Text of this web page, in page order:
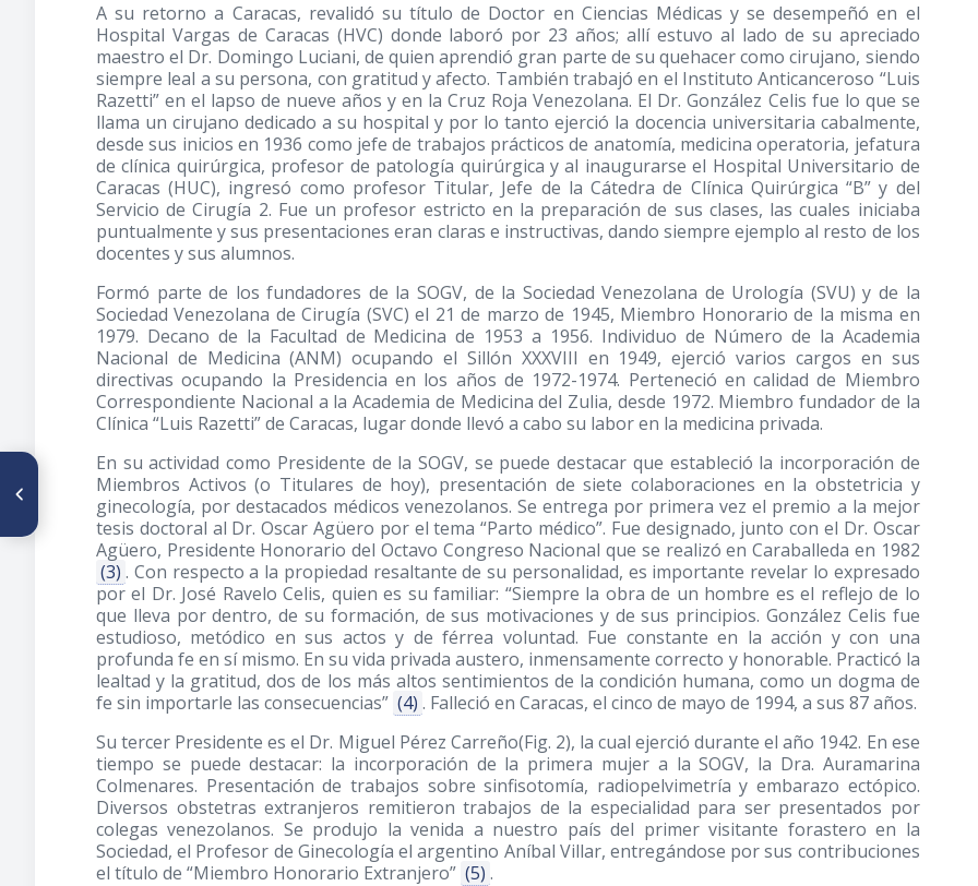
A su retorno a Caracas, revalidó su título de Doctor en Ciencias Médicas y se desempeñó en el
Hospital Vargas de Caracas (HVC) donde laboró por 23 años; allí estuvo al lado de su apreciado
maestro el Dr. Domingo Luciani, de quien aprendió gran parte de su quehacer como cirujano, siendo
siempre leal a su persona, con gratitud y afecto. También trabajó en el Instituto Anticanceroso “Luis
Razetti” en el lapso de nueve años y en la Cruz Roja Venezolana. El Dr. González Celis fue lo que se
llama un cirujano dedicado a su hospital y por lo tanto ejerció la docencia universitaria cabalmente,
desde sus inicios en 1936 como jefe de trabajos prácticos de anatomía, medicina operatoria, jefatura
de clínica quirúrgica, profesor de patología quirúrgica y al inaugurarse el Hospital Universitario de
Caracas (HUC), ingresó como profesor Titular, Jefe de la Cátedra de Clínica Quirúrgica “B” y del
Servicio de Cirugía 2. Fue un profesor estricto en la preparación de sus clases, las cuales iniciaba
puntualmente y sus presentaciones eran claras e instructivas, dando siempre ejemplo al resto de los
docentes y sus alumnos.
Formó parte de los fundadores de la SOGV, de la Sociedad Venezolana de Urología (SVU) y de la
Sociedad Venezolana de Cirugía (SVC) el 21 de marzo de 1945, Miembro Honorario de la misma en
1979. Decano de la Facultad de Medicina de 1953 a 1956. Individuo de Número de la Academia
Nacional de Medicina (ANM) ocupando el Sillón XXXVIII en 1949, ejerció varios cargos en sus
directivas ocupando la Presidencia en los años de 1972-1974. Perteneció en calidad de Miembro
Correspondiente Nacional a la Academia de Medicina del Zulia, desde 1972. Miembro fundador de la
Clínica “Luis Razetti” de Caracas, lugar donde llevó a cabo su labor en la medicina privada.
En su actividad como Presidente de la SOGV, se puede destacar que estableció la incorporación de
Miembros Activos (o Titulares de hoy), presentación de siete colaboraciones en la obstetricia y
ginecología, por destacados médicos venezolanos. Se entrega por primera vez el premio a la mejor
tesis doctoral al Dr. Oscar Agüero por el tema “Parto médico”. Fue designado, junto con el Dr. Oscar
Agüero, Presidente Honorario del Octavo Congreso Nacional que se realizó en Caraballeda en 1982
(3) . Con respecto a la propiedad resaltante de su personalidad, es importante revelar lo expresado
por el Dr. José Ravelo Celis, quien es su familiar: “Siempre la obra de un hombre es el reflejo de lo
que lleva por dentro, de su formación, de sus motivaciones y de sus principios. González Celis fue
estudioso, metódico en sus actos y de férrea voluntad. Fue constante en la acción y con una
profunda fe en sí mismo. En su vida privada austero, inmensamente correcto y honorable. Practicó la
lealtad y la gratitud, dos de los más altos sentimientos de la condición humana, como un dogma de
fe sin importarle las consecuencias” (4) . Falleció en Caracas, el cinco de mayo de 1994, a sus 87 años.
Su tercer Presidente es el Dr. Miguel Pérez Carreño(Fig. 2), la cual ejerció durante el año 1942. En ese
tiempo se puede destacar: la incorporación de la primera mujer a la SOGV, la Dra. Auramarina
Colmenares. Presentación de trabajos sobre sinfisotomía, radiopelvimetría y embarazo ectópico.
Diversos obstetras extranjeros remitieron trabajos de la especialidad para ser presentados por
colegas venezolanos. Se produjo la venida a nuestro país del primer visitante forastero en la
Sociedad, el Profesor de Ginecología el argentino Aníbal Villar, entregándose por sus contribuciones
el título de “Miembro Honorario Extranjero” (5) .
ARTÍCULO ANTERIOR
La historia, la medicina y la
historia de la medicina